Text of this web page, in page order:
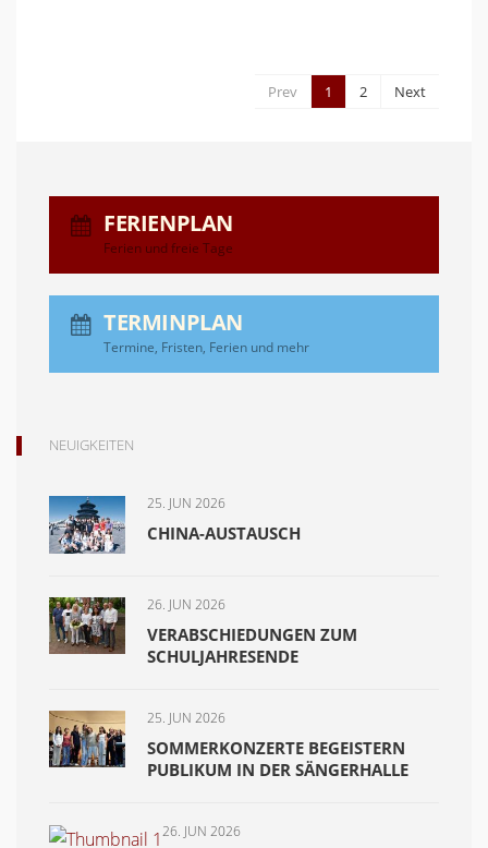
Prev 1 2 Next
FERIENPLAN
Ferien und freie Tage
TERMINPLAN
Termine, Fristen, Ferien und mehr
NEUIGKEITEN
25. JUN 2026
CHINA-AUSTAUSCH
26. JUN 2026
VERABSCHIEDUNGEN ZUM
SCHULJAHRESENDE
25. JUN 2026
SOMMERKONZERTE BEGEISTERN
PUBLIKUM IN DER SÄNGERHALLE
26. JUN 2026